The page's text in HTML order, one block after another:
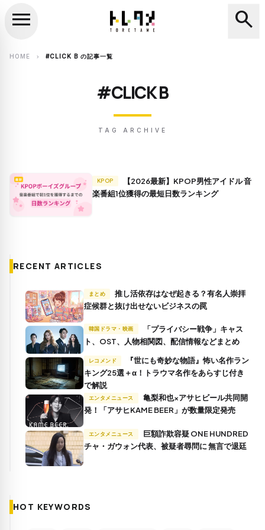
search
menu search
HOME chevron_right #CLICK B の記事一覧
#CLICK B
TAG ARCHIVE
KPOP
楽番組1位獲得の最短日数ランキング
RECENT ARTICLES
まとめ
推し活依存はなぜ起きる？有名人崇拝
症候群と抜け出せないビジネスの罠
韓国ドラマ・映画
ト、OST、人物相関図、配信情報などまとめ
レコメンド
キング25選＋α！トラウマ名作をあらすじ付き
で解説
エンタメニュース
発！「アサヒKAME BEER」が数量限定発売
エンタメニュース
チャ・ガウォン代表、被疑者尋問に 無言で退廷
HOT KEYWORDS